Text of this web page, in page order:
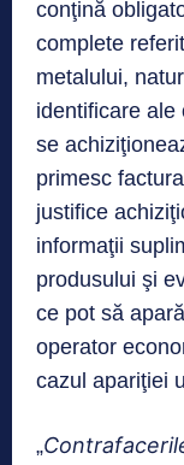
conţină
complete
metalului,
identificare ale
se
primesc
justifice
informaţii
produsului şi
ce pot să
operator
cazul apariţiei
„